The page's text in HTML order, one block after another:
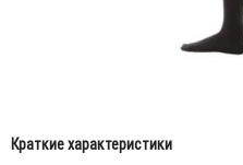
Краткие характеристики